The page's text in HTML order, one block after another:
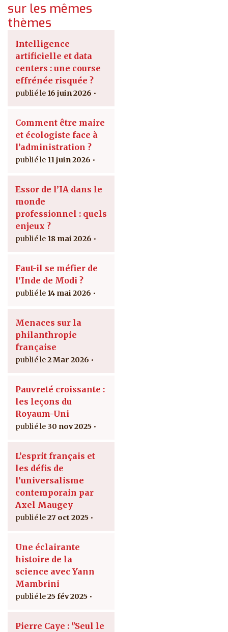
sur les mêmes
thèmes
Intelligence
artificielle et data
centers : une course
effrénée risquée ?
16 juin 2026
Comment être maire
et écologiste face à
l’administration ?
11 juin 2026
Essor de l’IA dans le
monde
professionnel : quels
enjeux ?
18 mai 2026
Faut-il se méfier de
l'Inde de Modi ?
14 mai 2026
Menaces sur la
philanthropie
française
2 Mar 2026
Pauvreté croissante :
les leçons du
Royaum-Uni
30 nov 2025
L’esprit français et
les défis de
l’universalisme
contemporain par
Axel Maugey
27 oct 2025
Une éclairante
histoire de la
science avec Yann
Mambrini
25 fév 2025
Pierre Caye : "Seul le